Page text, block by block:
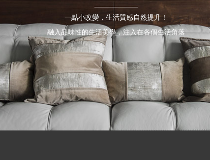
一點小改變，生活質感自然提升！
融入品味性的生活美學，注入在各個生活角落